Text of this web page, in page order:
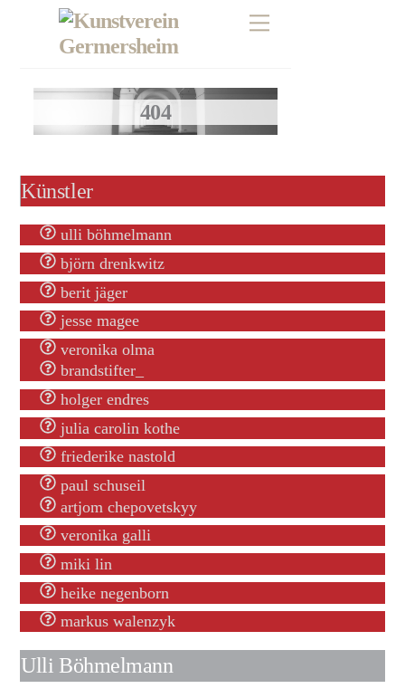
Künstler
ulli böhmelmann
björn drenkwitz
berit jäger
jesse magee
veronika olma
brandstifter_
holger endres
julia carolin kothe
friederike nastold
paul schuseil
artjom chepovetskyy
veronika galli
miki lin
heike negenborn
markus walenzyk
Ulli Böhmelmann